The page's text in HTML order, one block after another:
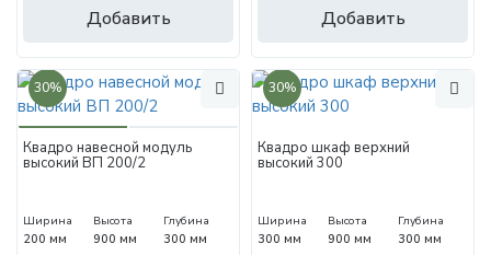
Добавить Добавить
30%
Квадро навесной модуль
высокий ВП 200/2
Ширина
200 мм
Высота
900 мм
Глубина
300 мм
30%
Квадро шкаф верхний
высокий 300
Ширина
300 мм
Высота
900 мм
Глубина
300 мм